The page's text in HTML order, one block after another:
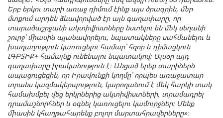
Երբ երկու տարի առաջ դիմում էինք այս ծրագրին, մեր
մտքում արդեն ձևավորված էր այն գաղափարը, որ
տարածաշրջանի ակտիվիստները նստելու են մեկ սեղանի
շուրջ՝ միասին պլանավորելու, նպատակները սահմանելու և
խաղաղություն կառուցելու համար՝ հզոր և դիմացկուն
ԼԳԲՏԻՔ+ համայնք ունենալու նպատակով։ Այսօր այդ
գաղափարը իրականություն է։ Անցած երեք տարիներն
ապացուցեցին, որ Իրավունքի կողմը՝ որպես առաջատար
տրանս կազմակերպություն, կարողանում է մեկ հարկի տակ
համախմբել վեց երկրներից ակտիվիստների, տրամադրել
դրամաշնորհներ և օգնել կառուցելու կամուրջներ։ Մենք
միասին կհաղթահարենք բոլոր մարտահրավերները»։